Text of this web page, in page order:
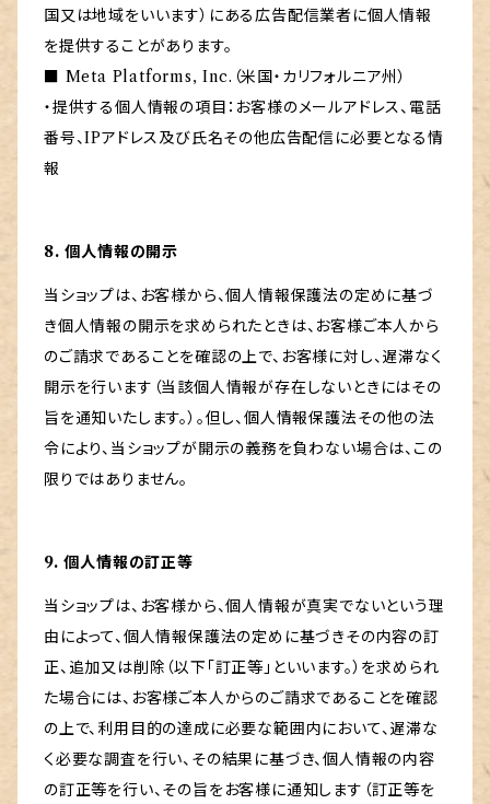
国又は地域をいいます）にある広告配信業者に個人情報
を提供することがあります。
■ Meta Platforms, Inc.（米国・カリフォルニア州）
・提供する個人情報の項目：お客様のメールアドレス、電話
番号、IPアドレス及び氏名その他広告配信に必要となる情
報
8. 個人情報の開示
当ショップは、お客様から、個人情報保護法の定めに基づ
き個人情報の開示を求められたときは、お客様ご本人から
のご請求であることを確認の上で、お客様に対し、遅滞なく
開示を行います（当該個人情報が存在しないときにはその
旨を通知いたします。）。但し、個人情報保護法その他の法
令により、当ショップが開示の義務を負わない場合は、この
限りではありません。
9. 個人情報の訂正等
当ショップは、お客様から、個人情報が真実でないという理
由によって、個人情報保護法の定めに基づきその内容の訂
正、追加又は削除（以下「訂正等」といいます。）を求められ
た場合には、お客様ご本人からのご請求であることを確認
の上で、利用目的の達成に必要な範囲内において、遅滞な
く必要な調査を行い、その結果に基づき、個人情報の内容
の訂正等を行い、その旨をお客様に通知します（訂正等を